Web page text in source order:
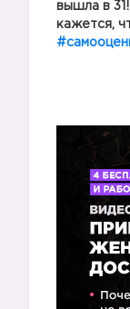
вышла в
кажется,